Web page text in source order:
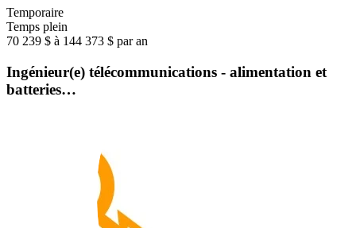
Temporaire
Temps plein
70 239 $ à 144 373 $ par an
Ingénieur(e) télécommunications - alimentation et
batteries…